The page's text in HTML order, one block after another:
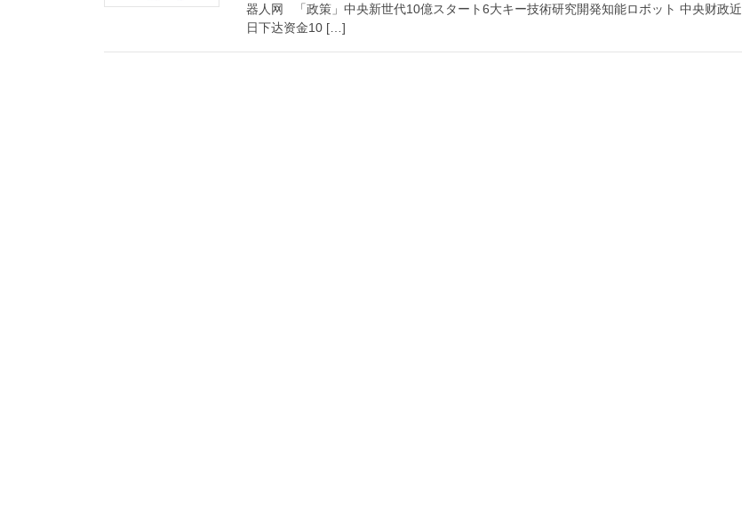
器人网 「政策」中央新世代10億スタート6大キー技術研究開発知能ロボット 中央财政近
日下达资金10 […]